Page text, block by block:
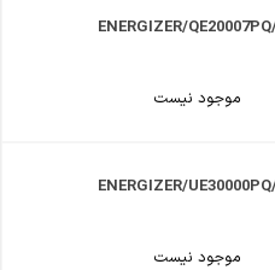
موجود نیست
موجود نیست